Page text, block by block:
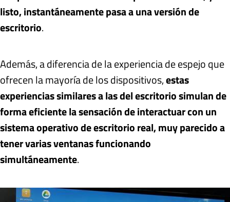
listo, instantáneamente pasa a una versión de
escritorio.
Además, a diferencia de la experiencia de espejo que
ofrecen la mayoría de los dispositivos,estas
experiencias similares a las del escritorio simulan de
forma eficiente la sensación de interactuar con un
sistema operativo de escritorio real, muy parecido a
tener varias ventanas funcionando
simultáneamente.